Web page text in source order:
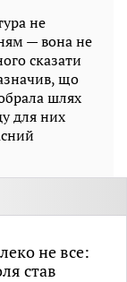
не
— вона не
сказати
що
шлях
для них
не все:
став